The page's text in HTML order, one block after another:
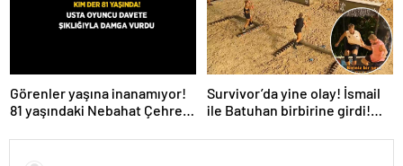
Görenler yaşına inanamıyor!
81 yaşındaki Nebahat Çehre
Survivor’da yine olay! İsmail
ile Batuhan birbirine girdi!